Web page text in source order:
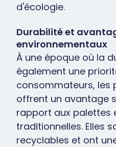
d'écologie.
Durabilité et
environnementaux
À une époque où la
également une
consommateurs, les
offrent un avantage
rapport aux palettes
traditionnelles. Elles
recyclables et ont